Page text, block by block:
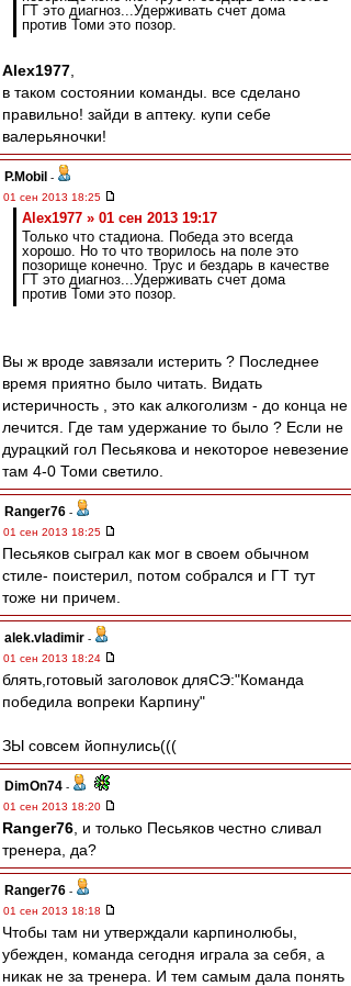
ГТ это диагноз...Удерживать счет дома
против Томи это позор.
Alex1977
в таком состоянии команды. все сделано
правильно! зайди в аптеку. купи себе
валерьяночки!
P.Mobil -
01 сен 2013 18:25
Alex1977 » 01 сен 2013 19:17
Только что стадиона. Победа это всегда
хорошо. Но то что творилось на поле это
позорище конечно. Трус и бездарь в качестве
ГТ это диагноз...Удерживать счет дома
против Томи это позор.
Вы ж вроде завязали истерить ? Последнее
время приятно было читать. Видать
истеричность , это как алкоголизм - до конца не
лечится. Где там удержание то было ? Если не
дурацкий гол Песьякова и некоторое невезение
там 4-0 Томи светило.
Ranger76 -
01 сен 2013 18:25
Песьяков сыграл как мог в своем обычном
стиле- поистерил, потом собрался и ГТ тут
тоже ни причем.
alek.vladimir -
01 сен 2013 18:24
блять,готовый заголовок дляСЭ:"Команда
победила вопреки Карпину"
ЗЫ совсем йопнулись(((
DimOn74 -
01 сен 2013 18:20
Ranger76 , и только Песьяков честно сливал
тренера, да?
Ranger76 -
01 сен 2013 18:18
Чтобы там ни утверждали карпинолюбы,
убежден, команда сегодня играла за себя, а
никак не за тренера. И тем самым дала понять